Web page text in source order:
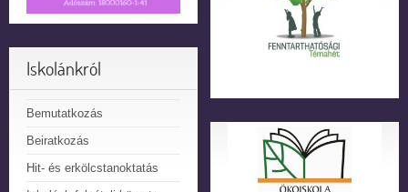
Iskolánkról
Bemutatkozás
Beiratkozás
Hit- és erkölcstanoktatás